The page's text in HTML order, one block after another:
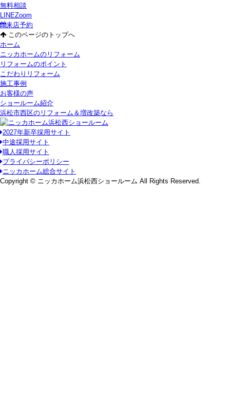
無料相談
LINEZoom
来店予約
このページのトップへ
ホーム
ニッカホームのリフォーム
リフォームのポイント
こだわりリフォーム
施工事例
お客様の声
ショールーム紹介
浜松市西区のリフォーム＆増改築なら
2027年新卒採用サイト
中途採用サイト
職人採用サイト
プライバシーポリシー
ニッカホーム総合サイト
Copyright © ニッカホーム浜松西ショールーム All Rights Reserved.